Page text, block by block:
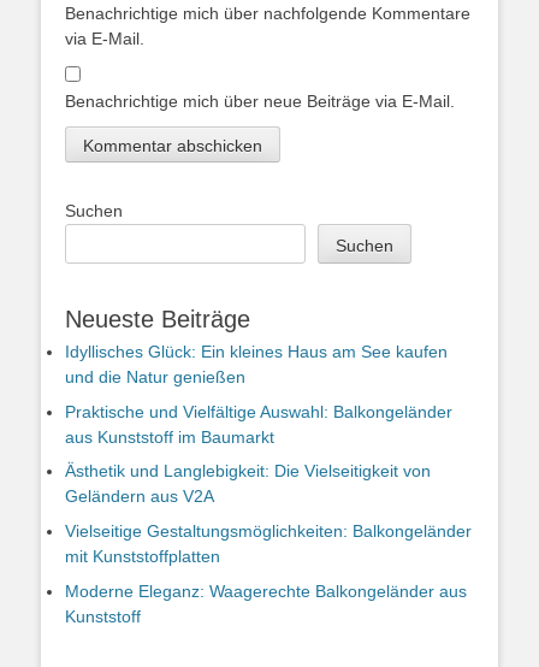
Benachrichtige mich über nachfolgende Kommentare
via E-Mail.
Benachrichtige mich über neue Beiträge via E-Mail.
Suchen
Suchen
Neueste Beiträge
Idyllisches Glück: Ein kleines Haus am See kaufen
und die Natur genießen
Praktische und Vielfältige Auswahl: Balkongeländer
aus Kunststoff im Baumarkt
Ästhetik und Langlebigkeit: Die Vielseitigkeit von
Geländern aus V2A
Vielseitige Gestaltungsmöglichkeiten: Balkongeländer
mit Kunststoffplatten
Moderne Eleganz: Waagerechte Balkongeländer aus
Kunststoff